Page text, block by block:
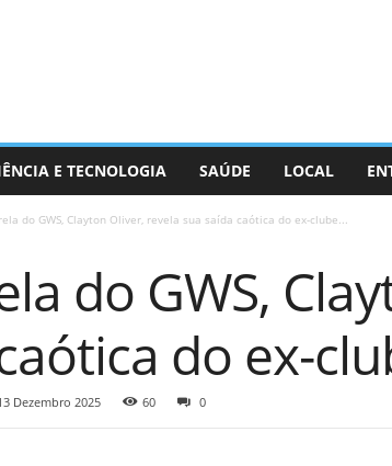
E TECNOLOGIA SAÚDE LOCAL
do GWS, Clayton Oliver, revela sua saída caótica do ex-clube...
do GWS,
do ex-
Dezembro 2025 60 0